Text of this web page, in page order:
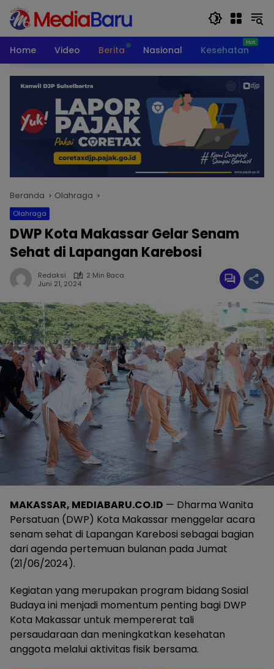
Langsung
konten
Home
Video Berita Nasional Kesehatan
Beranda Olahraga
Olahraga
DWP Kota Makassar Gelar Senam
Sehat di Lapangan Karebosi
Redaksi
2 Min Baca
Juni 21, 2024
MAKASSAR, MEDIABARU.CO.ID — Dharma Wanita
Persatuan (DWP) Kota Makassar menggelar acara
senam sehat di Lapangan Karebosi sebagai bagian
dari agenda pertemuan bulanan pada Jumat
(21/06/2024).
Kegiatan yang merupakan program bidang Sosial
Budaya ini menjadi momentum penting bagi DWP
Kota Makassar untuk mempererat tali
persaudaraan dan meningkatkan kesehatan
anggota melalui aktivitas fisik bersama.